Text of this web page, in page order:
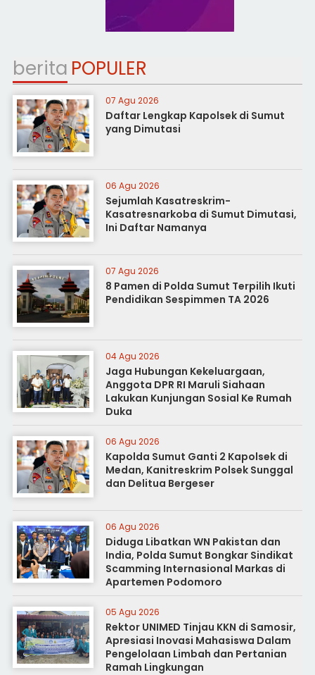
berita POPULER
07 Agu 2026
Daftar Lengkap Kapolsek di Sumut
yang Dimutasi
06 Agu 2026
Sejumlah Kasatreskrim-
Kasatresnarkoba di Sumut Dimutasi,
Ini Daftar Namanya
07 Agu 2026
8 Pamen di Polda Sumut Terpilih Ikuti
Pendidikan Sespimmen TA 2026
04 Agu 2026
Jaga Hubungan Kekeluargaan,
Anggota DPR RI Maruli Siahaan
Lakukan Kunjungan Sosial Ke Rumah
Duka
06 Agu 2026
Kapolda Sumut Ganti 2 Kapolsek di
Medan, Kanitreskrim Polsek Sunggal
dan Delitua Bergeser
06 Agu 2026
Diduga Libatkan WN Pakistan dan
India, Polda Sumut Bongkar Sindikat
Scamming Internasional Markas di
Apartemen Podomoro
05 Agu 2026
Rektor UNIMED Tinjau KKN di Samosir,
Apresiasi Inovasi Mahasiswa Dalam
Pengelolaan Limbah dan Pertanian
Ramah Lingkungan